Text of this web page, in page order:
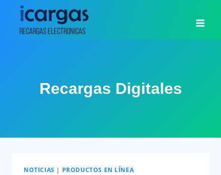
Saltar
contenido
Recargas Digitales
NOTICIAS | PRODUCTOS EN LÍNEA